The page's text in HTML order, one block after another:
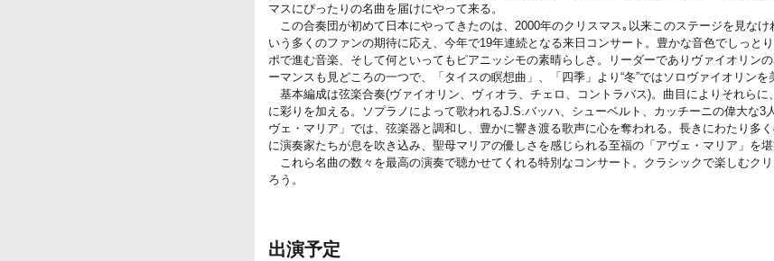
マスにぴったりの名曲を届けにやって来る。
この合奏団が初めて日本にやってきたのは、2000年のクリスマス｡以来このステージを見なけ
いう多くのファンの期待に応え、今年で19年連続となる来日コンサート。豊かな音色でしっと
ポで進む音楽、そして何といってもピアニッシモの素晴らしさ。リーダーでありヴァイオリン
ーマンスも見どころの一つで、「タイスの瞑想曲」、「四季」より“冬”ではソロヴァイオリンを
基本編成は弦楽合奏(ヴァイオリン、ヴィオラ、チェロ、コントラバス)。曲目によりそれらに
に彩りを加える。ソプラノによって歌われるJ.S.バッハ、シューベルト、カッチーニの偉大な3
ヴェ・マリア」では、弦楽器と調和し、豊かに響き渡る歌声に心を奪われる。長きにわたり多
に演奏家たちが息を吹き込み、聖母マリアの優しさを感じられる至福の「アヴェ・マリア」を堪
これら名曲の数々を最高の演奏で聴かせてくれる特別なコンサート。クラシックで楽しむク
ろう。
出演予定